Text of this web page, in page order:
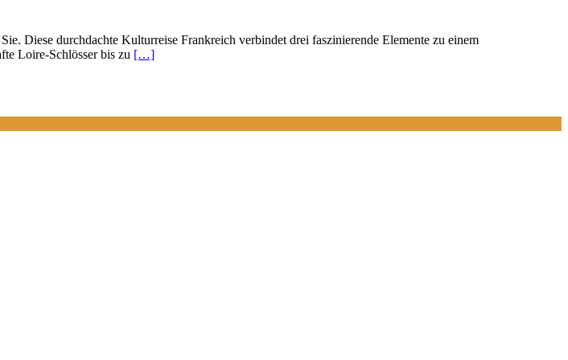
Diese durchdachte Kulturreise Frankreich verbindet drei faszinierende Elemente zu einem
Loire-Schlösser bis zu […]